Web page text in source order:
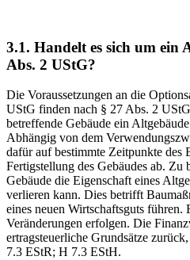
3.1. Handelt es sich um ein
Abs. 2 UStG?
Die Voraussetzungen an die
UStG finden nach § 27 Abs. 2
betreffende Gebäude ein
Abhängig von dem
dafür auf bestimmte Zeitpunkte des
Fertigstellung des Gebäudes ab. Zu
Gebäude die Eigenschaft eines
verlieren kann. Dies betrifft
eines neuen Wirtschaftsguts führen.
Veränderungen erfolgen. Die
ertragsteuerliche Grundsätze
7.3 EStR; H 7.3 EStH.